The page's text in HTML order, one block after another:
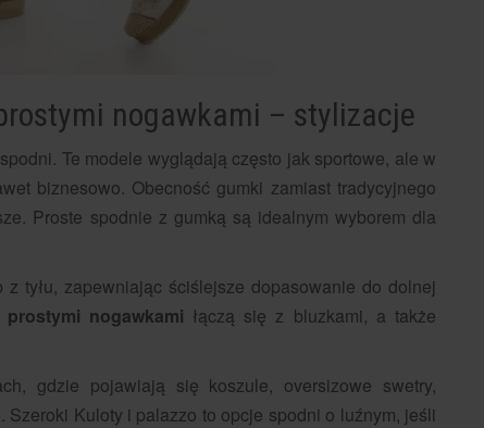
nogawkami – stylizacje
Te modele wyglądają często jak sportowe, ale w
biznesowo. Obecność gumki zamiast tradycyjnego
Proste spodnie z gumką są idealnym wyborem dla
tyłu, zapewniając ściślejsze dopasowanie do dolnej
nogawkami łączą się z bluzkami, a także
gdzie pojawiają się koszule, oversizowe swetry,
Kuloty i palazzo to opcje spodni o luźnym, jeśli